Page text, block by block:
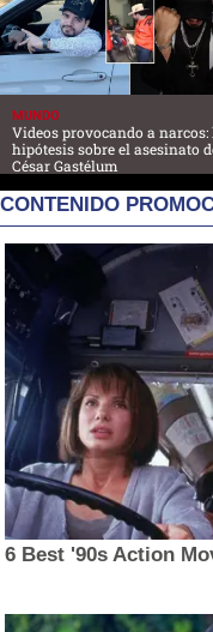
MUNDO
Videos provocando a narcos:
hipótesis sobre el asesinato
César Gastélum
CONTENIDO
6 Best '90s Action